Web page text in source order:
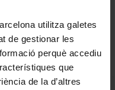
utilitza galetes
de gestionar les
perquè accediu
que
de la d’altres